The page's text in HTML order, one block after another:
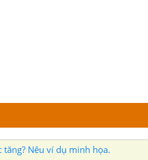
Nêu ví dụ minh họa.